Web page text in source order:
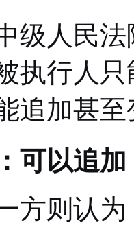
级人民
执行人
追加甚
可以追加
方则认